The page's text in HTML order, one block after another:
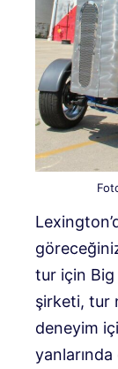
tur için Big
şirketi, tur
deneyim